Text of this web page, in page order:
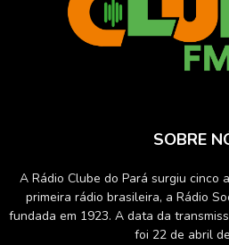
SOBRE
A Rádio Clube do Pará surgiu cinco
primeira rádio brasileira, a Rádio
fundada em 1923. A data da
foi 22 de abril